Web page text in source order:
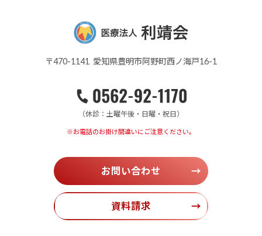
〒470-1141 愛知県豊明市阿野町西ノ海戸16-1
（休診：土曜午後・日曜・祝日）
※お電話のお掛け間違いにご注意ください。
お問い合わせ →
資料請求 →